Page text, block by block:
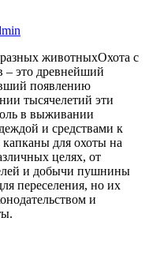
Охота с
– это древнейший
появлению
тысячелетий эти
в выживании
и средствами к
для охоты на
целях, от
и добычи пушнины
переселения, но их
и